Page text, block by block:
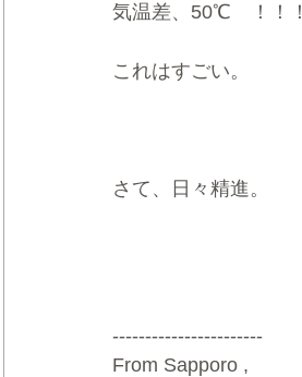
気温差、50℃　！！！
これはすごい。
さて、日々精進。
-----------------------
From Sapporo ,